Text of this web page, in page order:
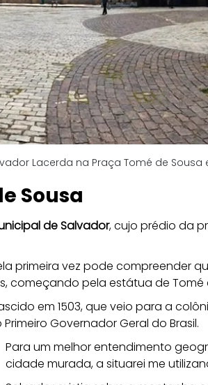
Lacerda na Praça Tomé de Sousa
Sousa
de Salvador, cujo prédio da
primeira vez pode compreender
começando pela estátua de
em 1503, que veio para a
Governador Geral do Brasil.
Para um melhor entendimento
cidade murada, a situarei me